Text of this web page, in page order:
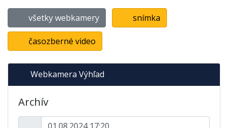
všetky webkamery snímka
časozberné video
Webkamera Výhľad
Archív